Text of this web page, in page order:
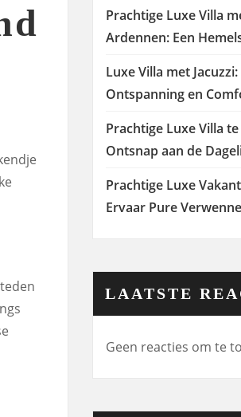
Prachtige Luxe Villa
Ardennen: Een
Luxe Villa met
Ontspanning en
Prachtige Luxe Villa
Ontsnap aan de
Prachtige Luxe
Ervaar Pure
LAATSTE
Geen reacties om te